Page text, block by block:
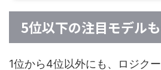
5位以下の注目モデル
1位から4位以外にも、ロジク